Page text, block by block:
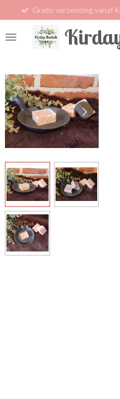
direct
naar
Gratis verzending vanaf